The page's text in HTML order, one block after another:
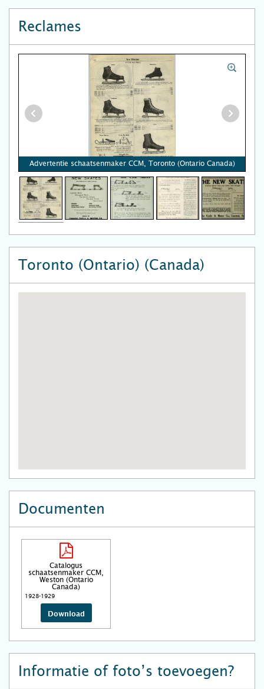
Reclames
Advertentie schaatsenmaker CCM, Toronto (Ontario Canada)
Toronto (Ontario) (Canada)
Documenten
Catalogus
schaatsenmaker CCM,
Weston (Ontario
Canada)
1928-1929
Download
Informatie of foto’s toevoegen?